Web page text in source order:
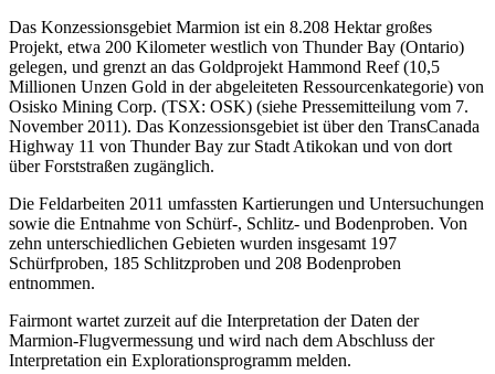
Das Konzessionsgebiet Marmion ist ein 8.208 Hektar großes
Projekt, etwa 200 Kilometer westlich von Thunder Bay (Ontario)
gelegen, und grenzt an das Goldprojekt Hammond Reef (10,5
Millionen Unzen Gold in der abgeleiteten Ressourcenkategorie) von
Osisko Mining Corp. (TSX: OSK) (siehe Pressemitteilung vom 7.
November 2011). Das Konzessionsgebiet ist über den TransCanada
Highway 11 von Thunder Bay zur Stadt Atikokan und von dort
über Forststraßen zugänglich.
Die Feldarbeiten 2011 umfassten Kartierungen und Untersuchungen
sowie die Entnahme von Schürf-, Schlitz- und Bodenproben. Von
zehn unterschiedlichen Gebieten wurden insgesamt 197
Schürfproben, 185 Schlitzproben und 208 Bodenproben
entnommen.
Fairmont wartet zurzeit auf die Interpretation der Daten der
Marmion-Flugvermessung und wird nach dem Abschluss der
Interpretation ein Explorationsprogramm melden.